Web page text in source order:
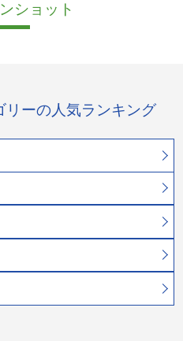
ショット
リーの人気ランキング